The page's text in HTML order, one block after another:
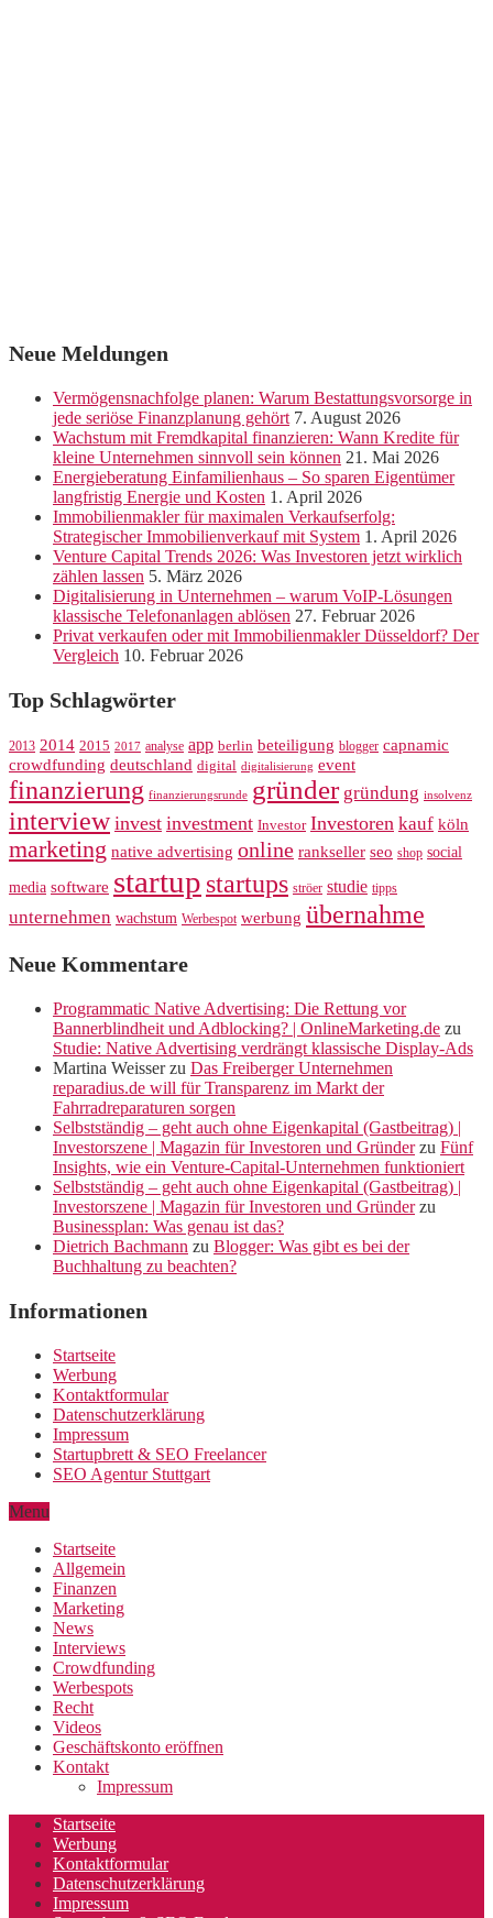
Neue Meldungen
Vermögensnachfolge planen: Warum Bestattungsvorsorge in
jede seriöse Finanzplanung gehört 7. August 2026
Wachstum mit Fremdkapital finanzieren: Wann Kredite für
kleine Unternehmen sinnvoll sein können 21. Mai 2026
Energieberatung Einfamilienhaus – So sparen Eigentümer
langfristig Energie und Kosten 1. April 2026
Immobilienmakler für maximalen Verkaufserfolg:
Strategischer Immobilienverkauf mit System 1. April 2026
Venture Capital Trends 2026: Was Investoren jetzt wirklich
zählen lassen 5. März 2026
Digitalisierung in Unternehmen – warum VoIP-Lösungen
klassische Telefonanlagen ablösen 27. Februar 2026
Privat verkaufen oder mit Immobilienmakler Düsseldorf? Der
Vergleich 10. Februar 2026
Top Schlagwörter
2013 2014 2015 2017 analyse app berlin beteiligung blogger capnamic
crowdfunding deutschland digital digitalisierung event
finanzierung finanzierungsrunde gründer gründung insolvenz
interview invest investment Investor Investoren kauf köln
marketing native advertising online rankseller seo shop social
media software startup startups ströer studie tipps
unternehmen wachstum Werbespot werbung übernahme
Neue Kommentare
Programmatic Native Advertising: Die Rettung vor
Bannerblindheit und Adblocking? | OnlineMarketing.de zu
Studie: Native Advertising verdrängt klassische Display-Ads
Martina Weisserzu Das Freiberger Unternehmen
reparadius.de will für Transparenz im Markt der
Fahrradreparaturen sorgen
Selbstständig – geht auch ohne Eigenkapital (Gastbeitrag) |
Investorszene | Magazin für Investoren und Gründerzu Fünf
Insights, wie ein Venture-Capital-Unternehmen funktioniert
Selbstständig – geht auch ohne Eigenkapital (Gastbeitrag) |
Investorszene | Magazin für Investoren und Gründerzu
Businessplan: Was genau ist das?
Dietrich Bachmann zu Blogger: Was gibt es bei der
Buchhaltung zu beachten?
Informationen
Startseite
Werbung
Kontaktformular
Datenschutzerklärung
Impressum
Startupbrett & SEO Freelancer
SEO Agentur Stuttgart
Menu
Startseite
Allgemein
Finanzen
Marketing
News
Interviews
Crowdfunding
Werbespots
Recht
Videos
Geschäftskonto eröffnen
Kontakt
Impressum
Startseite
Werbung
Kontaktformular
Datenschutzerklärung
Impressum